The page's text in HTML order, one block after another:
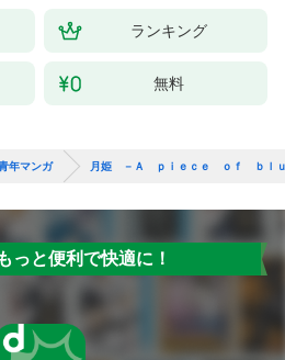
ランキング
無料
年マンガ 月姫 －Ａ ｐｉｅｃｅ ｏｆ ｂｌｕ
っと便利で快適に！